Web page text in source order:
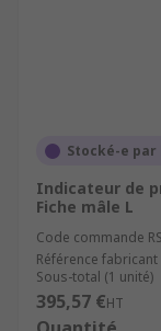
Stocké-e
Indicateur de
Fiche mâle L
Code commande RS
Référence fabricant
Sous-total (1 unité)
395,57 €HT